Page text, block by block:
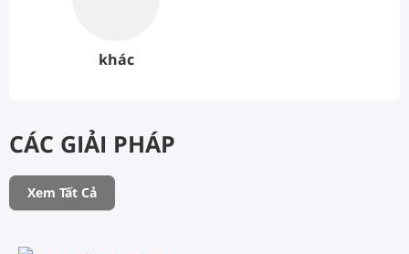
khác
CÁC GIẢI PHÁP
Xem Tất Cả